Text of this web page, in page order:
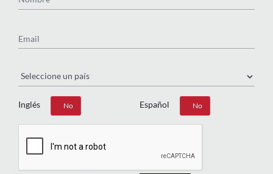
Inglés
Sí No Español
Sí No